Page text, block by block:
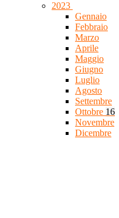
2023
Gennaio
Febbraio
Marzo
Aprile
Maggio
Giugno
Luglio
Agosto
Settembre
Ottobre 16
Novembre
Dicembre